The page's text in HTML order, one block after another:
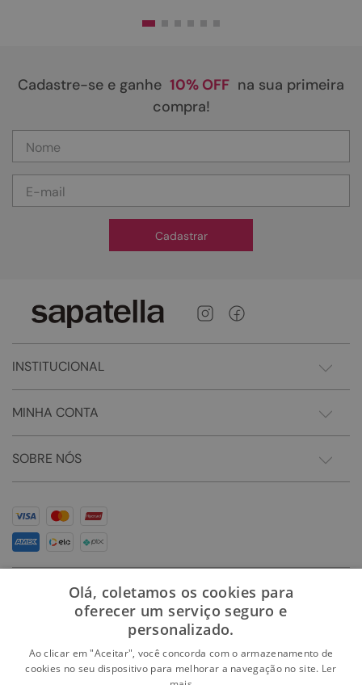
Cadastre-se e ganhe 10% OFF na sua primeira
compra!
Cadastrar
INSTITUCIONAL
MINHA CONTA
SOBRE NÓS
Olá, coletamos os cookies para
oferecer um serviço seguro e
personalizado.
Ao clicar em "Aceitar", você concorda com o armazenamento de
cookies no seu dispositivo para melhorar a navegação no site. Ler